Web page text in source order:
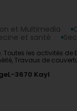
et Multimedia
et santé
les activités de
Travaux de
L-3670 Kayl